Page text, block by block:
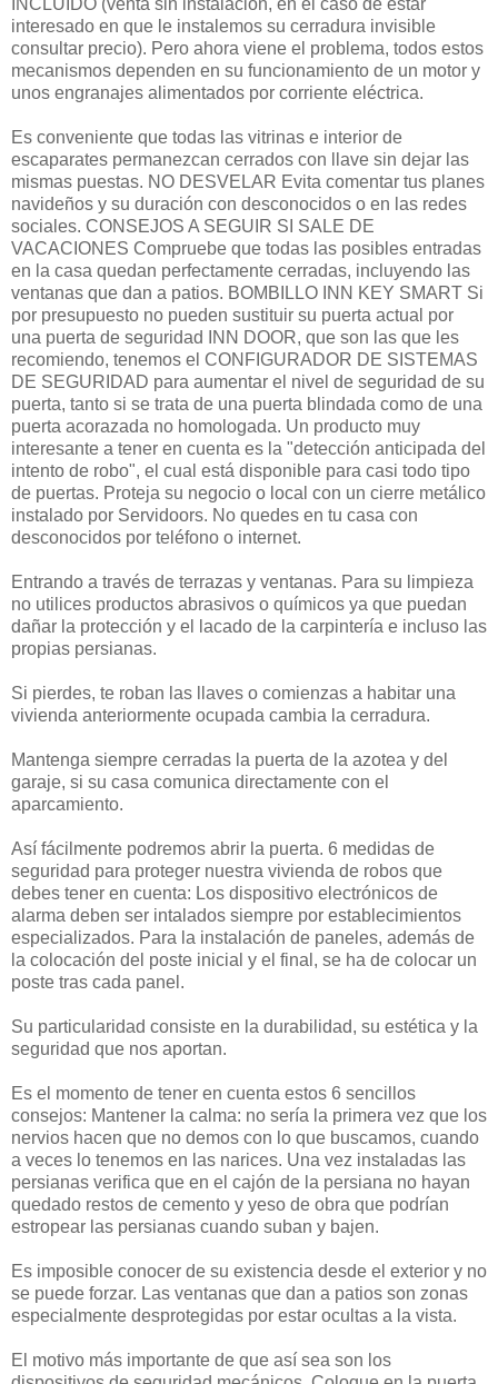
interesado en que le instalemos su cerradura invisible
consultar precio). Pero ahora viene el problema, todos estos
mecanismos dependen en su funcionamiento de un motor y
unos engranajes alimentados por corriente eléctrica.
Es conveniente que todas las vitrinas e interior de
escaparates permanezcan cerrados con llave sin dejar las
mismas puestas. NO DESVELAR Evita comentar tus planes
navideños y su duración con desconocidos o en las redes
sociales. CONSEJOS A SEGUIR SI SALE DE
VACACIONES Compruebe que todas las posibles entradas
en la casa quedan perfectamente cerradas, incluyendo las
ventanas que dan a patios. BOMBILLO INN KEY SMART Si
por presupuesto no pueden sustituir su puerta actual por
una puerta de seguridad INN DOOR, que son las que les
recomiendo, tenemos el CONFIGURADOR DE SISTEMAS
DE SEGURIDAD para aumentar el nivel de seguridad de su
puerta, tanto si se trata de una puerta blindada como de una
puerta acorazada no homologada. Un producto muy
interesante a tener en cuenta es la "detección anticipada del
intento de robo", el cual está disponible para casi todo tipo
de puertas. Proteja su negocio o local con un cierre metálico
instalado por Servidoors. No quedes en tu casa con
desconocidos por teléfono o internet.
Entrando a través de terrazas y ventanas. Para su limpieza
no utilices productos abrasivos o químicos ya que puedan
dañar la protección y el lacado de la carpintería e incluso las
propias persianas.
Si pierdes, te roban las llaves o comienzas a habitar una
vivienda anteriormente ocupada cambia la cerradura.
Mantenga siempre cerradas la puerta de la azotea y del
garaje, si su casa comunica directamente con el
aparcamiento.
Así fácilmente podremos abrir la puerta. 6 medidas de
seguridad para proteger nuestra vivienda de robos que
debes tener en cuenta: Los dispositivo electrónicos de
alarma deben ser intalados siempre por establecimientos
especializados. Para la instalación de paneles, además de
la colocación del poste inicial y el final, se ha de colocar un
poste tras cada panel.
Su particularidad consiste en la durabilidad, su estética y la
seguridad que nos aportan.
Es el momento de tener en cuenta estos 6 sencillos
consejos: Mantener la calma: no sería la primera vez que los
nervios hacen que no demos con lo que buscamos, cuando
a veces lo tenemos en las narices. Una vez instaladas las
persianas verifica que en el cajón de la persiana no hayan
quedado restos de cemento y yeso de obra que podrían
estropear las persianas cuando suban y bajen.
Es imposible conocer de su existencia desde el exterior y no
se puede forzar. Las ventanas que dan a patios son zonas
especialmente desprotegidas por estar ocultas a la vista.
El motivo más importante de que así sea son los